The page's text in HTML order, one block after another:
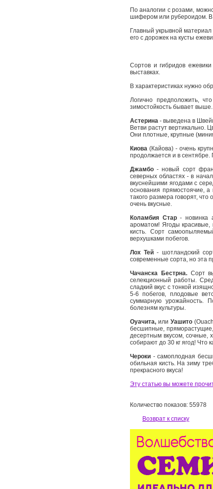
По аналогии с розами,
шифером или рубероидом. В
Главный укрывной
его с дорожек на кусты
Сортов и гибридов
выставках.
В характеристиках нужно
Логично предположить,
зимостойкость бывает выше.
Астерина- выведена в
Ветви растут вертикально.
Они плотные, крупные
Киова (Кайова) - очень
продолжается и в
Джамбо - новый сорт
северных областях - в
вкуснейшими ягодами с
основания прямостоячие,
такого размера говорят,
очень вкусные.
Коламбия Стар- новинка
ароматом! Ягоды
кисть. Сорт
верхушками побегов.
Лох Тей - шотландский
современные сорта, но эта
Чачанска Бестрна.Сорт
селекционный работы.
сладкий вкус с тонкой
5-6 побегов, плодовые
суммарную урожайность.
болезням культуры.
Оуачита, илиУашито
бесшипные,
десертным вкусом, сочные,
собирают до 30 кг ягод! Что
Чероки - самоплодная
обильная кисть. На зиму
прекрасного вкуса!
Эту статью вы можете
Количество показов: 55978
Возврат к списку